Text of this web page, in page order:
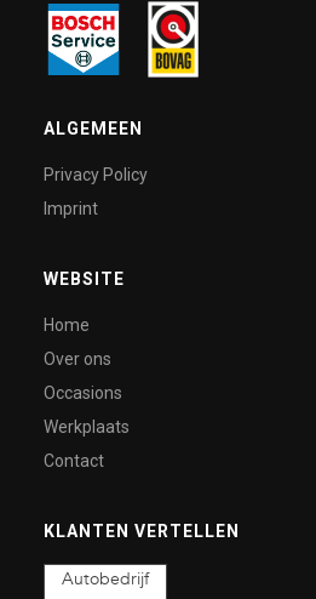
ALGEMEEN
Privacy Policy
Imprint
WEBSITE
Home
Over ons
Occasions
Werkplaats
Contact
KLANTEN VERTELLEN
Autobedrijf